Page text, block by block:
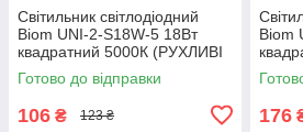
Світильник світлодіодний
Biom UNI-2-S18W-5 18Вт
квадратний 5000К (РУХЛИВІ
КЛІПСИ)
Готово до відправки
106 ₴ 123 ₴
Biom
176